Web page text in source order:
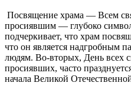
Посвящение храма — Всем
просиявшим — глубоко
подчеркивает, что храм
что он является надгробным
людям. Во-вторых, День всех
просиявших, часто
начала Великой